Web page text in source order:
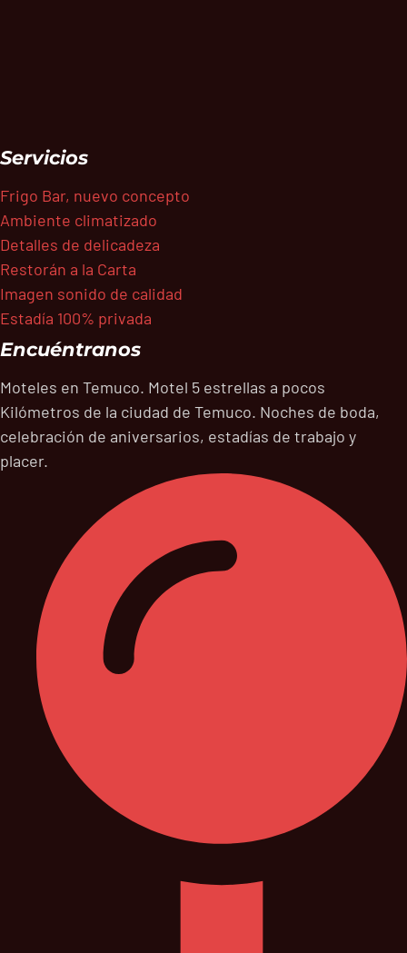
Servicios
Frigo Bar, nuevo concepto
Ambiente climatizado
Detalles de delicadeza
Restorán a la Carta
Imagen sonido de calidad
Estadía 100% privada
Encuéntranos
Moteles en Temuco. Motel 5 estrellas a pocos
Kilómetros de la ciudad de Temuco. Noches de boda,
celebración de aniversarios, estadías de trabajo y
placer.